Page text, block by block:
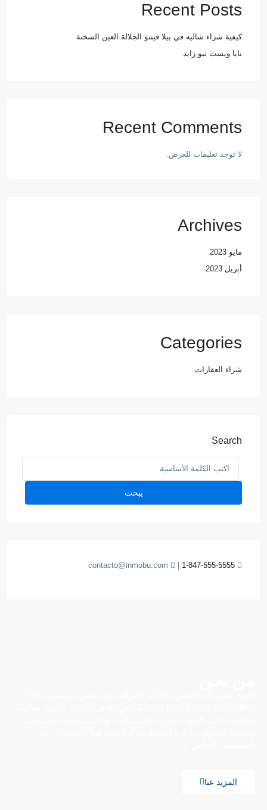
Recent Posts
كيفية شراء شاليه في بيلا فينتو الجلالة العين السخنة
نايا ويست نيو زايد
Recent Comments
لا توجد تعليقات للعرض.
Archives
مايو 2023
أبريل 2023
Categories
شراء العقارات
Search
يبحث
1-847-555-5555
المزيد عنا